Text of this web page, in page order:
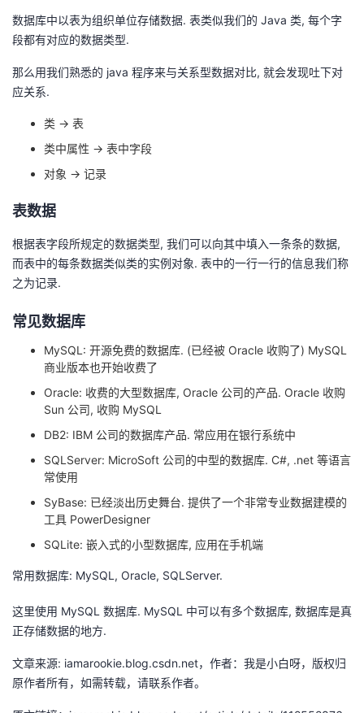
动
关
注
的
开
发
学
堂
我
的
程
我
认
证
的
实
我
的
我
的
Programs
我
的
持
我
的
技
术
支
持
我
的
云
声
建
数据库中以表为组织单位存储数据. 表类似我们的 Java 类, 每个字
段都有对应的数据类型.
那么用我们熟悉的 java 程序来与关系型数据对比, 就会发现吐下对
应关系.
类 -> 表
类中属性 -> 表中字段
对象 -> 记录
表数据
根据表字段所规定的数据类型, 我们可以向其中填入一条条的数据,
而表中的每条数据类似类的实例对象. 表中的一行一行的信息我们称
之为记录.
常见数据库
MySQL: 开源免费的数据库. (已经被 Oracle 收购了) MySQL
商业版本也开始收费了
Oracle: 收费的大型数据库, Oracle 公司的产品. Oracle 收购
Sun 公司, 收购 MySQL
DB2: IBM 公司的数据库产品. 常应用在银行系统中
SQLServer: MicroSoft 公司的中型的数据库. C#, .net 等语言
常使用
SyBase: 已经淡出历史舞台. 提供了一个非常专业数据建模的
工具 PowerDesigner
SQLite: 嵌入式的小型数据库, 应用在手机端
常用数据库: MySQL, Oracle, SQLServer.
这里使用 MySQL 数据库. MySQL 中可以有多个数据库, 数据库是真
正存储数据的地方.
文章来源: iamarookie.blog.csdn.net，作者：我是小白呀，版权归
原作者所有，如需转载，请联系作者。